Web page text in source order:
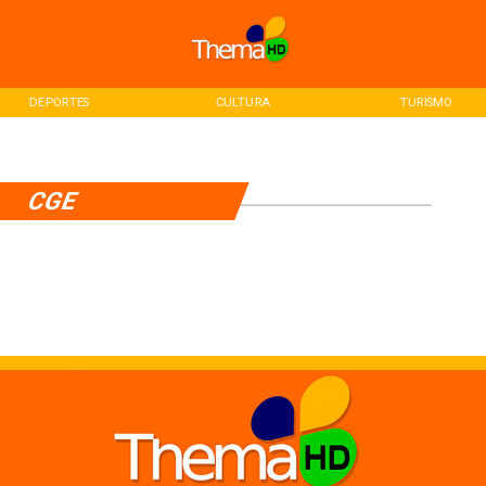
DEPORTES CULTURA TURISMO
CGE